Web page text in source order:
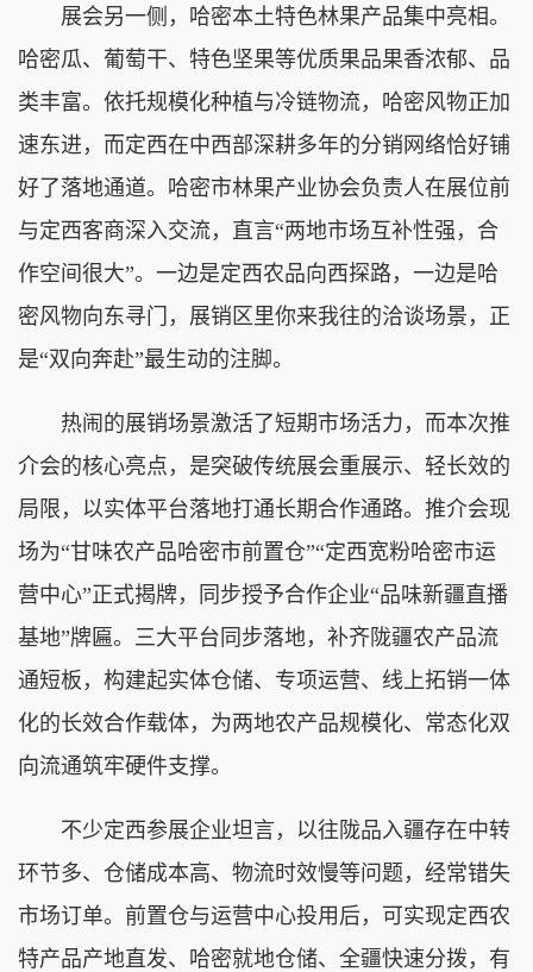
展会另一侧，哈密本土特色林果产品集中亮相。
哈密瓜、葡萄干、特色坚果等优质果品果香浓郁、品
类丰富。依托规模化种植与冷链物流，哈密风物正加
速东进，而定西在中西部深耕多年的分销网络恰好铺
好了落地通道。哈密市林果产业协会负责人在展位前
与定西客商深入交流，直言“两地市场互补性强，合
作空间很大”。一边是定西农品向西探路，一边是哈
密风物向东寻门，展销区里你来我往的洽谈场景，正
是“双向奔赴”最生动的注脚。
热闹的展销场景激活了短期市场活力，而本次推
介会的核心亮点，是突破传统展会重展示、轻长效的
局限，以实体平台落地打通长期合作通路。推介会现
场为“甘味农产品哈密市前置仓”“定西宽粉哈密市运
营中心”正式揭牌，同步授予合作企业“品味新疆直播
基地”牌匾。三大平台同步落地，补齐陇疆农产品流
通短板，构建起实体仓储、专项运营、线上拓销一体
化的长效合作载体，为两地农产品规模化、常态化双
向流通筑牢硬件支撑。
不少定西参展企业坦言，以往陇品入疆存在中转
环节多、仓储成本高、物流时效慢等问题，经常错失
市场订单。前置仓与运营中心投用后，可实现定西农
特产品产地直发、哈密就地仓储、全疆快速分拨，有